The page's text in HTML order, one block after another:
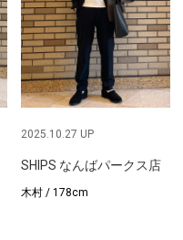
2025.10.27 UP
SHIPS なんばパークス店
木村 / 178cm